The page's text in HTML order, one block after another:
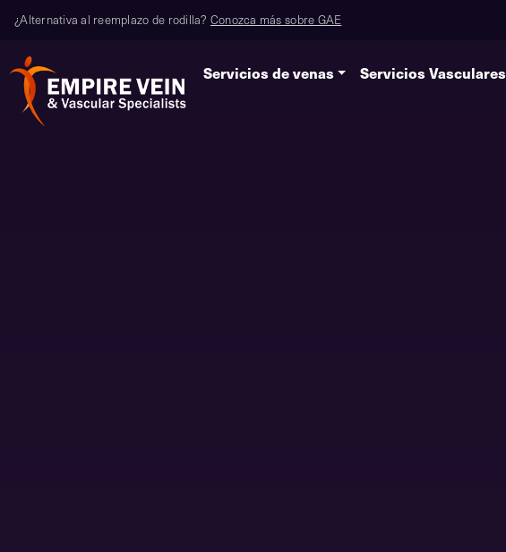
¿Alternativa al reemplazo de rodilla? Conozca más sobre GAE
Servicios de venas Servicios Vasculares